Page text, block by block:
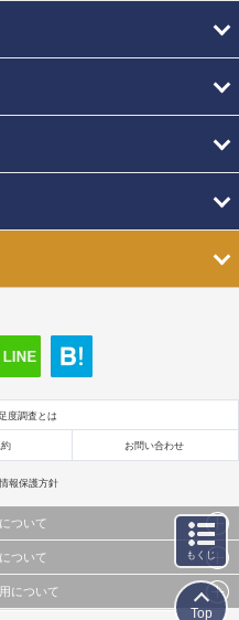
度調査とは
お問い合わせ
報保護方針
ついて
スト、画像データ等）及びこれらの配置・
どの二次利用を行うことは固く禁じており
ついて
用者が提出された見解・感想です。
について
もくじ
Top